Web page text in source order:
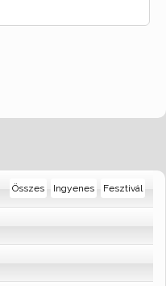
Fesztivál
Ingyenes
Összes